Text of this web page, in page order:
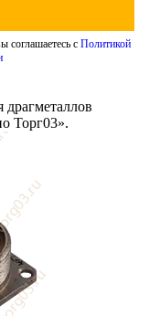
соглашаетесь с Политикой
Торг03».